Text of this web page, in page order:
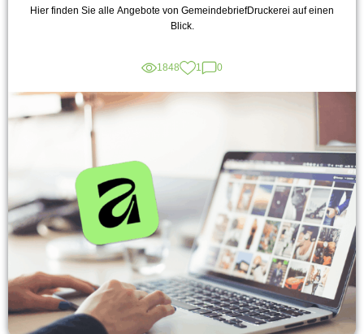
Hier finden Sie alle Angebote von GemeindebriefDruckerei auf einen
Blick.
1848 1 0